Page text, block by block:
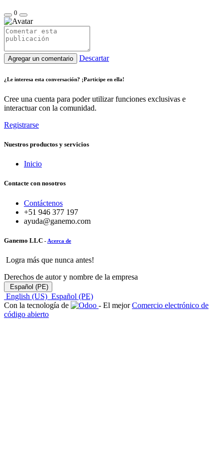
0
Agregar un comentario Descartar
¿Le interesa esta conversación? ¡Participe en ella!
Cree una cuenta para poder utilizar funciones exclusivas e
interactuar con la comunidad.
Registrarse
Nuestros productos y servicios
Inicio
Contacte con nosotros
Contáctenos
+51 946 377 197
ayuda@ganemo.com
Ganemo LLC - Acerca de
Logra más que nunca antes!
Derechos de autor y nombre de la empresa
Español (PE)
English (US) Español (PE)
Con la tecnología de
- El mejorComercio electrónico de
código abierto